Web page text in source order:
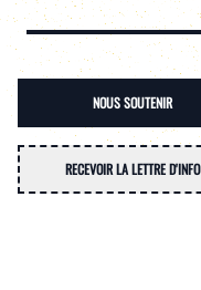
NOUS SOUTENIR
RECEVOIR LA LETTRE D'INFO